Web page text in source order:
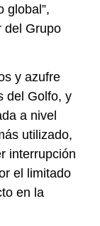
global”,
del Grupo
y azufre
del Golfo, y
a nivel
utilizado,
interrupción
el limitado
en la